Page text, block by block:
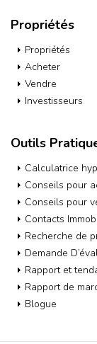
Propriétés
Propriétés
Acheter
Vendre
Investisseurs
Outils
Calculatrice
Conseils pour
Conseils pour
Contacts
Recherche de
Demande
Rapport et
Rapport de
Blogue